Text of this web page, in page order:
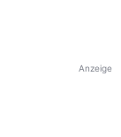
Anzeige